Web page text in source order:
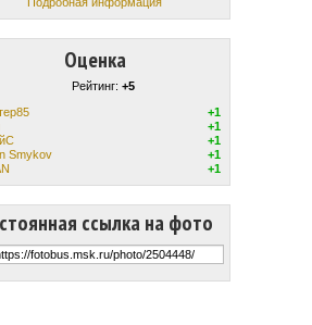
Оценка
Рейтинг: +5
+1
+1
+1
Smykov
+1
+1
ссылка на фото